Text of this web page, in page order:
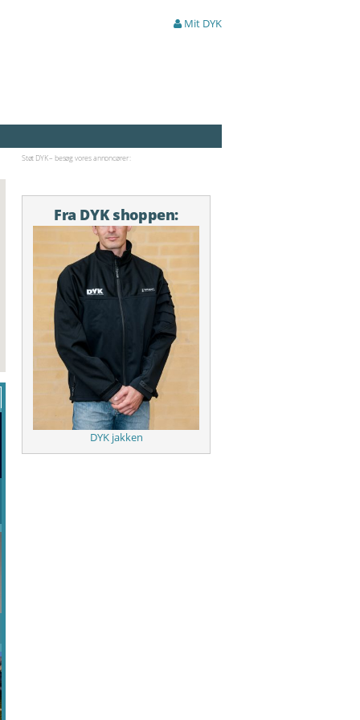
Mit DYK
Støt DYK – besøg vores annoncører:
Fra DYK shoppen:
DYK jakken